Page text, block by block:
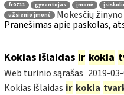
fr0711 gyventojas įmonė
užsienio įmonė
Mokesčių
Pranešimas apie paskolas,
Kokias išlaidas ir kokia
Web turinio sąrašas 2019-
Kokias išlaidas ir kokia